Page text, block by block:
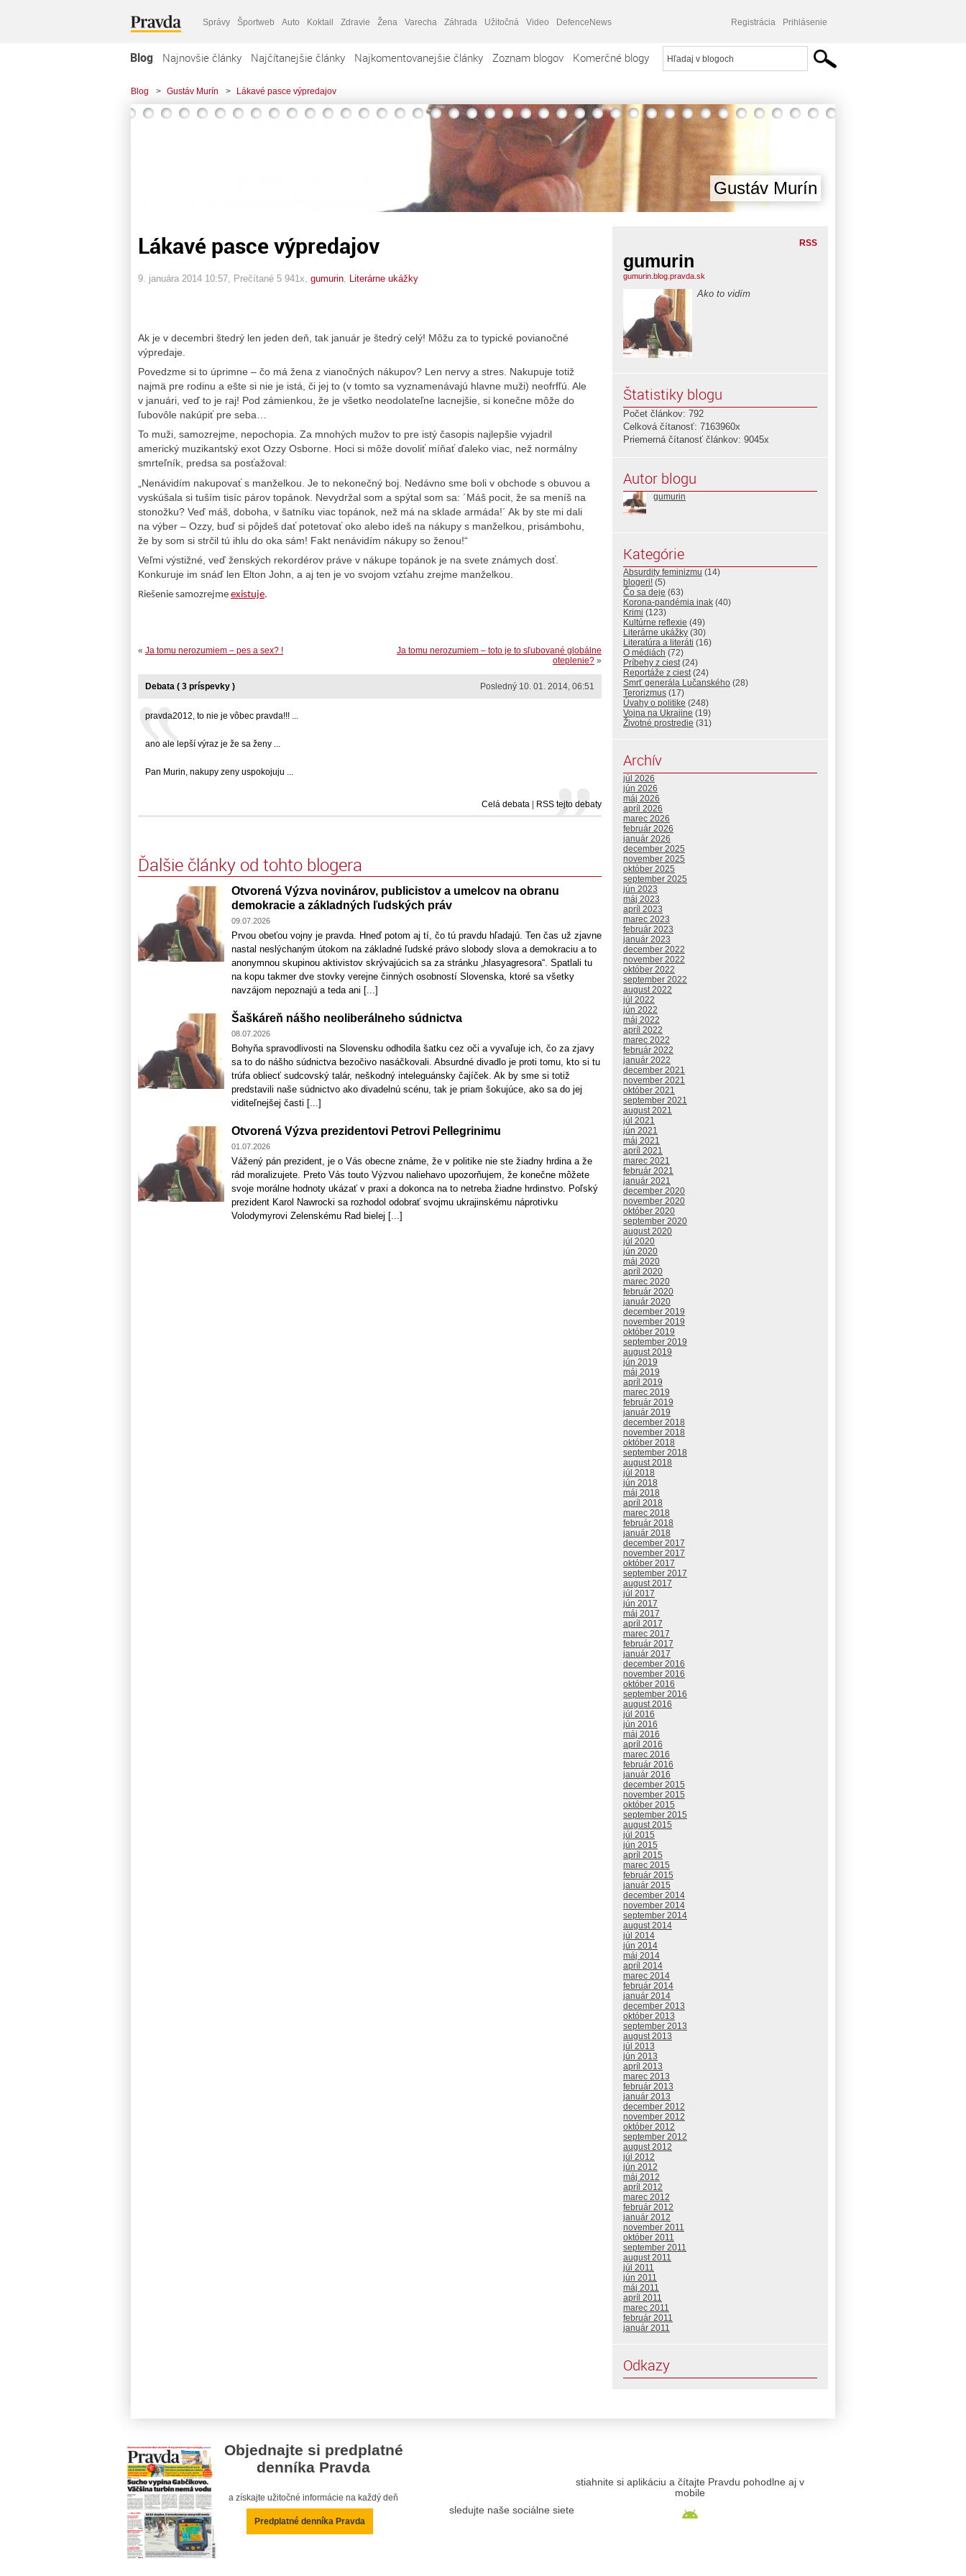
Správy Športweb Auto Koktail Zdravie Žena Varecha Záhrada Užitočná Video DefenceNews Registrácia Prihlásenie
Blog Najnovšie články Najčítanejšie články Najkomentovanejšie články Zoznam blogov Komerčné blogy
Blog > Gustáv Murín > Lákavé pasce výpredajov
Gustáv Murín
Lákavé pasce výpredajov
9. januára 2014 10:57 , Prečítané 5 941x, gumurin Literárne ukážky
Ak je v decembri štedrý len jeden deň, tak január je štedrý celý! Môžu za to typické povianočné
výpredaje.
Povedzme si to úprimne – čo má žena z vianočných nákupov? Len nervy a stres. Nakupuje totiž
najmä pre rodinu a ešte si nie je istá, či jej to (v tomto sa vyznamenávajú hlavne muži) neofrfľú. Ale
v januári, veď to je raj! Pod zámienkou, že je všetko neodolateľne lacnejšie, si konečne môže do
ľubovôle nakúpiť pre seba…
To muži, samozrejme, nepochopia. Za mnohých mužov to pre istý časopis najlepšie vyjadril
americký muzikantský exot Ozzy Osborne. Hoci si môže dovoliť míňať ďaleko viac, než normálny
smrteľník, predsa sa posťažoval:
„Nenávidím nakupovať s manželkou. Je to nekonečný boj. Nedávno sme boli v obchode s obuvou a
vyskúšala si tuším tisíc párov topánok. Nevydržal som a spýtal som sa: ´Máš pocit, že sa meníš na
stonožku? Veď máš, doboha, v šatníku viac topánok, než má na sklade armáda!´ Ak by ste mi dali
na výber – Ozzy, buď si pôjdeš dať potetovať oko alebo ideš na nákupy s manželkou, prisámbohu,
že by som si strčil tú ihlu do oka sám! Fakt nenávidím nákupy so ženou!“
Veľmi výstižné, veď ženských rekordérov práve v nákupe topánok je na svete známych dosť.
Konkuruje im snáď len Elton John, a aj ten je vo svojom vzťahu zrejme manželkou.
Riešenie samozrejme existuje.
Ja tomu nerozumiem – toto je to sľubované globálne
oteplenie? »
« Ja tomu nerozumiem – pes a sex? !
Posledný 10. 01. 2014, 06:51
Debata ( 3 príspevky )
pravda2012, to nie je vôbec pravda!!! ...
ano ale lepší výraz je že sa ženy ...
Pan Murin, nakupy zeny uspokojuju ...
Celá debata RSS tejto debaty
Ďalšie články od tohto blogera
Otvorená Výzva novinárov, publicistov a umelcov na obranu
demokracie a základných ľudských práv
09.07.2026
Prvou obeťou vojny je pravda. Hneď potom aj tí, čo tú pravdu hľadajú. Ten čas už zjavne
nastal neslýchaným útokom na základné ľudské právo slobody slova a demokraciu a to
anonymnou skupinou aktivistov skrývajúcich sa za stránku „hlasyagresora“. Spatlali tu
na kopu takmer dve stovky verejne činných osobností Slovenska, ktoré sa všetky
navzájom nepoznajú a teda ani [...]
Šaškáreň nášho neoliberálneho súdnictva
08.07.2026
Bohyňa spravodlivosti na Slovensku odhodila šatku cez oči a vyvaľuje ich, čo za zjavy
sa to do nášho súdnictva bezočivo nasáčkovali. Absurdné divadlo je proti tomu, kto si tu
trúfa obliecť sudcovský talár, neškodný inteleguánsky čajíček. Ak by sme si totiž
predstavili naše súdnictvo ako divadelnú scénu, tak je priam šokujúce, ako sa do jej
viditeľnejšej časti [...]
Otvorená Výzva prezidentovi Petrovi Pellegrinimu
01.07.2026
Vážený pán prezident, je o Vás obecne známe, že v politike nie ste žiadny hrdina a že
rád moralizujete. Preto Vás touto Výzvou naliehavo upozorňujem, že konečne môžete
svoje morálne hodnoty ukázať v praxi a dokonca na to netreba žiadne hrdinstvo. Poľský
prezident Karol Nawrocki sa rozhodol odobrať svojmu ukrajinskému náprotivku
Volodymyrovi Zelenskému Rad bielej [...]
RSS
gumurin
gumurin.blog.pravda.sk
Ako to vidím
Štatistiky blogu
Počet článkov: 792
Celková čítanosť: 7163960x
Priemerná čítanosť článkov: 9045x
Autor blogu
gumurin
Kategórie
Absurdity feminizmu (14)
blogeri! (5)
Čo sa deje (63)
Korona-pandémia inak (40)
Krimi (123)
Kultúrne reflexie (49)
Literárne ukážky (30)
Literatúra a literáti (16)
O médiách (72)
Príbehy z ciest(24)
Reportáže z ciest(24)
Smrť generála Lučanského (28)
Terorizmus (17)
Úvahy o politike (248)
Vojna na Ukrajine (19)
Životné prostredie (31)
Archív
júl 2026
jún 2026
máj 2026
apríl 2026
marec 2026
február 2026
január 2026
december 2025
november 2025
október 2025
september 2025
jún 2023
máj 2023
apríl 2023
marec 2023
február 2023
január 2023
december 2022
november 2022
október 2022
september 2022
august 2022
júl 2022
jún 2022
máj 2022
apríl 2022
marec 2022
február 2022
január 2022
december 2021
november 2021
október 2021
september 2021
august 2021
júl 2021
jún 2021
máj 2021
apríl 2021
marec 2021
február 2021
január 2021
december 2020
november 2020
október 2020
september 2020
august 2020
júl 2020
jún 2020
máj 2020
apríl 2020
marec 2020
február 2020
január 2020
december 2019
november 2019
október 2019
september 2019
august 2019
jún 2019
máj 2019
apríl 2019
marec 2019
február 2019
január 2019
december 2018
november 2018
október 2018
september 2018
august 2018
júl 2018
jún 2018
máj 2018
apríl 2018
marec 2018
február 2018
január 2018
december 2017
november 2017
október 2017
september 2017
august 2017
júl 2017
jún 2017
máj 2017
apríl 2017
marec 2017
február 2017
január 2017
december 2016
november 2016
október 2016
september 2016
august 2016
júl 2016
jún 2016
máj 2016
apríl 2016
marec 2016
február 2016
január 2016
december 2015
november 2015
október 2015
september 2015
august 2015
júl 2015
jún 2015
apríl 2015
marec 2015
február 2015
január 2015
december 2014
november 2014
september 2014
august 2014
júl 2014
jún 2014
máj 2014
apríl 2014
marec 2014
február 2014
január 2014
december 2013
október 2013
september 2013
august 2013
júl 2013
jún 2013
apríl 2013
marec 2013
február 2013
január 2013
december 2012
november 2012
október 2012
september 2012
august 2012
júl 2012
jún 2012
máj 2012
apríl 2012
marec 2012
február 2012
január 2012
november 2011
október 2011
september 2011
august 2011
júl 2011
jún 2011
máj 2011
apríl 2011
marec 2011
február 2011
január 2011
Odkazy
Objednajte si predplatné
denníka Pravda
a získajte užitočné informácie na každý deň
Predplatné denníka Pravda
sledujte naše sociálne siete
stiahnite si aplikáciu a čítajte Pravdu pohodlne aj v
mobile